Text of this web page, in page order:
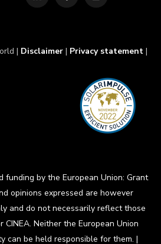
| Disclaimer | Privacy statement |
funding by the European Union: Grant
opinions expressed are however
and do not necessarily reflect those
CINEA. Neither the European Union
can be held responsible for them. |